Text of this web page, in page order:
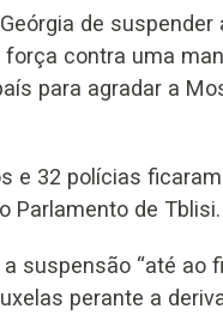
de
força contra uma
para agradar a
e 32 polícias
Parlamento de Tblisi.
suspensão “até ao
perante a